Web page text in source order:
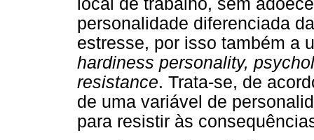
local de trabalho, sem
personalidade diferenciada
estresse, por isso também a
hardiness personality,
resistance. Trata-se, de
de uma variável de
para resistir às